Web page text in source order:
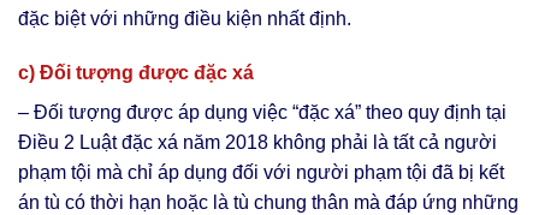
đặc biệt với những điều kiện nhất định.
c) Đối tượng được đặc xá
– Đối tượng được áp dụng việc “đặc xá” theo quy định tại
Điều 2 Luật đặc xá năm 2018 không phải là tất cả người
phạm tội mà chỉ áp dụng đối với người phạm tội đã bị kết
án tù có thời hạn hoặc là tù chung thân mà đáp ứng những